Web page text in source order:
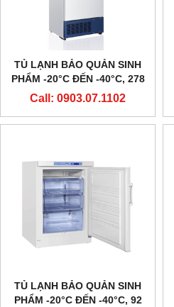
TỦ LẠNH BẢO QUẢN SINH
PHẨM -20°C ĐẾN -40°C, 278
LÍT, DW-40L278, HÃNG
Call: 0903.07.1102
TỦ LẠNH BẢO QUẢN SINH
PHẨM -20°C ĐẾN -40°C, 92